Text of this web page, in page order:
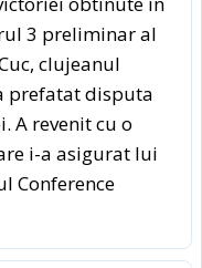
3 preliminar al
clujeanul
prefatat disputa
A revenit cu o
i-a asigurat lui
Conference